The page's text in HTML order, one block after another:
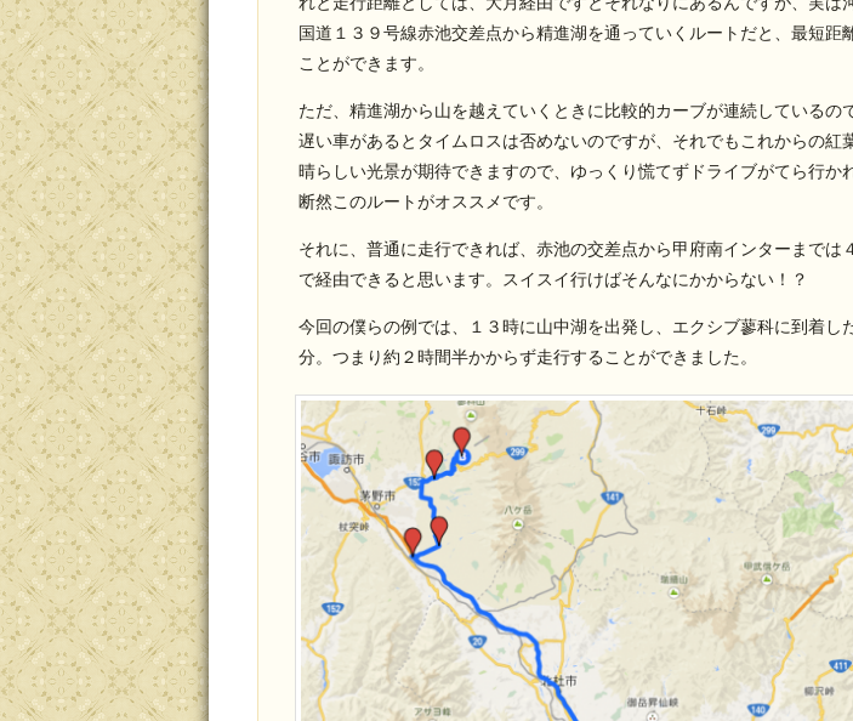
国道１３９号線赤池交差点から精進湖を通っていくルートだと、最短距
ことができます。
ただ、精進湖から山を越えていくときに比較的カーブが連続しているの
遅い車があるとタイムロスは否めないのですが、それでもこれからの紅
晴らしい光景が期待できますので、ゆっくり慌てずドライブがてら行か
断然このルートがオススメです。
それに、普通に走行できれば、赤池の交差点から甲府南インターまでは
で経由できると思います。スイスイ行けばそんなにかからない！？
今回の僕らの例では、１３時に山中湖を出発し、エクシブ蓼科に到着し
分。つまり約２時間半かからず走行することができました。